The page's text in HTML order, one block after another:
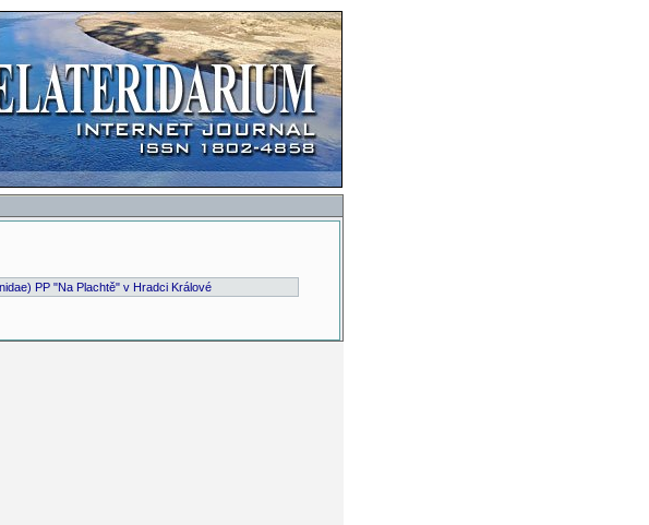
PP "Na Plachtě" v Hradci Králové